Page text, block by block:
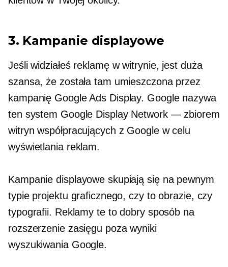
3. Kampanie displayowe
Jeśli widziałeś reklamę w witrynie, jest duża
szansa, że ​​została tam umieszczona przez
kampanię Google Ads Display. Google nazywa
ten system Google Display Network — zbiorem
witryn współpracujących z Google w celu
wyświetlania reklam.
Kampanie displayowe skupiają się na pewnym
typie projektu graficznego, czy to obrazie, czy
typografii. Reklamy te to dobry sposób na
rozszerzenie zasięgu poza wyniki
wyszukiwania Google.